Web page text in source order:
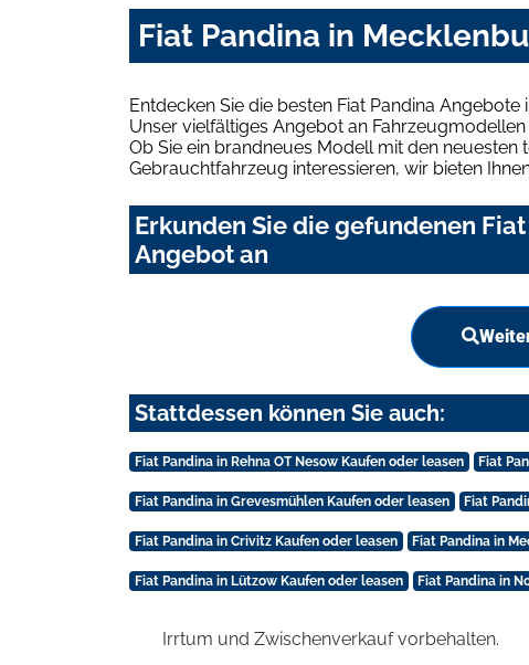
Fiat Pandina in
Entdecken Sie die besten Fiat Pandina
Unser vielfältiges Angebot an
Ob Sie ein brandneues Modell mit den
Gebrauchtfahrzeug interessieren, wir bieten
Erkunden Sie die gefundenen
Angebot an
Stattdessen können Sie auch:
Fiat Pandina in Rehna OT Nesow Kaufen oder leasen Fiat
Fiat Pandina in Grevesmühlen Kaufen oder leasen Fiat
Fiat Pandina in Crivitz Kaufen oder leasen Fiat Pandina in
Fiat Pandina in Lützow Kaufen oder leasen Fiat Pandina in
Irrtum und Zwischenverkauf vorbehalten.